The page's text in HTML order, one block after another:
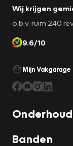
Wij krijgen
o.b.v. ruim 240
9.6/10
Mijn Vakgarage
Onderhoud
Banden